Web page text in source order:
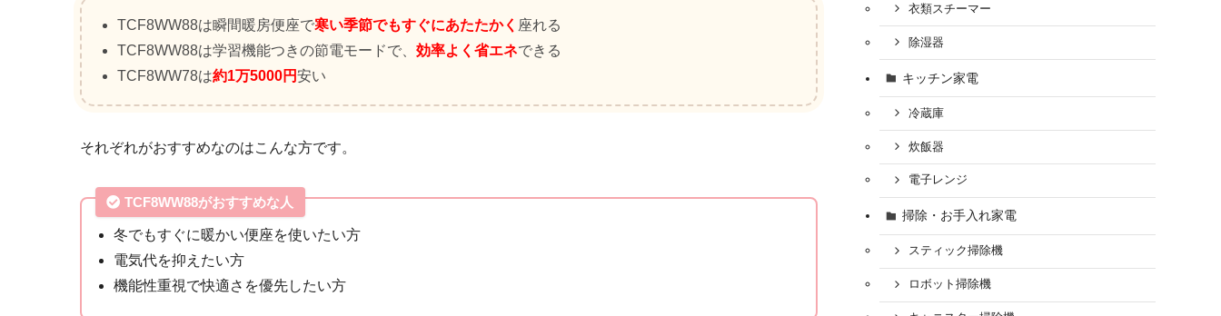
TCF8WW88は瞬間暖房便座で寒い季節でもすぐにあたたかく 座れる
TCF8WW88は学習機能つきの節電モードで、効率よく省エネできる
TCF8WW78は約1万5000円安い
それぞれがおすすめなのはこんな方です。
TCF8WW88がおすすめな人
冬でもすぐに暖かい便座を使いたい方
電気代を抑えたい方
機能性重視で快適さを優先したい方
衣類スチーマー
除湿器
キッチン家電
冷蔵庫
炊飯器
電子レンジ
掃除・お手入れ家電
スティック掃除機
ロボット掃除機